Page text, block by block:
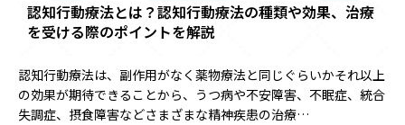
認知行動療法とは？認知行動療法の種類や効果、治療
を受ける際のポイントを解説
認知行動療法は、副作用がなく薬物療法と同じぐらいかそれ以上
の効果が期待できることから、うつ病や不安障害、不眠症、統合
失調症、摂食障害などさまざまな精神疾患の治療…